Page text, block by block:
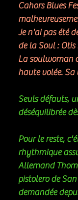
Cahors Blues
Je n'ai pas été
de la Soul :
La soulwoman
haute volée. Sa
Seuls défauts,
déséquilibrée
Pour le reste,
rhythmique
Allemand
pistolero de
demandée